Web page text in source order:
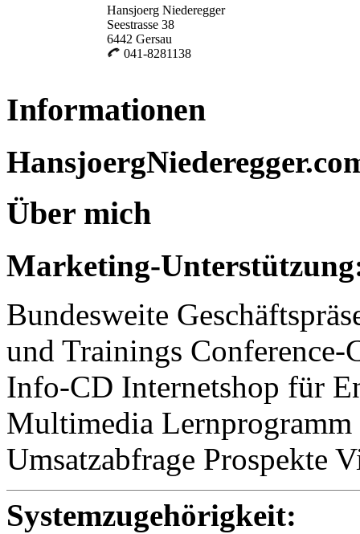
Hansjoerg Niederegger
Seestrasse 38
6442 Gersau
041-8281138
Informationen
Über mich
Marketing-
Bundesweite
und Trainings
Info-CD Internetshop für
Multimedia
Umsatzabfrage Prospekte
Systemzugehörigkeit: